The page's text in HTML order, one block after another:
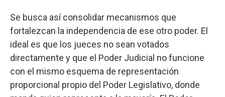
Se busca así consolidar mecanismos que
fortalezcan la independencia de ese otro poder. El
ideal es que los jueces no sean votados
directamente y que el Poder Judicial no funcione
con el mismo esquema de representación
proporcional propio del Poder Legislativo, donde